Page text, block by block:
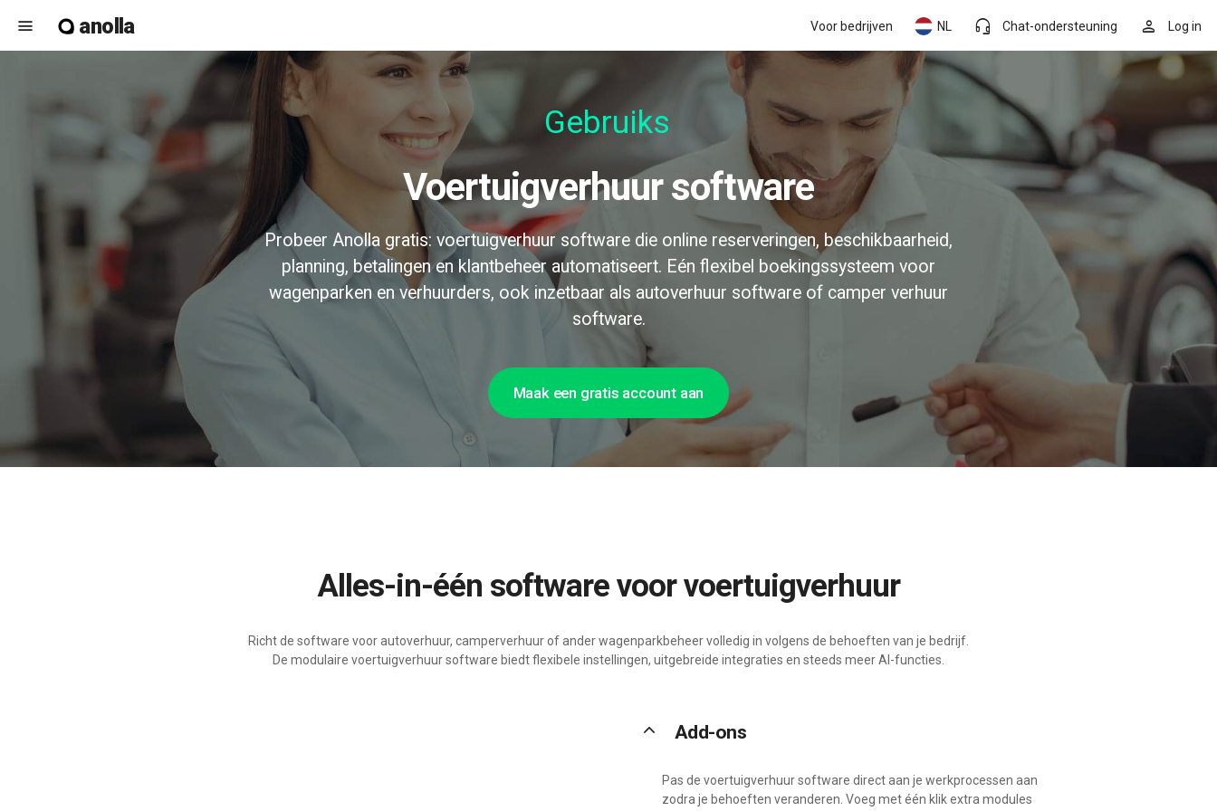
menu anolla person Log in
headset_mic Chat-ondersteuning
NL
Voor bedrijven
Gebruiksvrie
Voertuigverhuur software
Probeer Anolla gratis: voertuigverhuur software die online reserveringen, beschikbaarheid,
planning, betalingen en klantbeheer automatiseert. Eén flexibel boekingssysteem voor
wagenparken en verhuurders, ook inzetbaar als autoverhuur software of camper verhuur
software.
Maak een gratis account aan
Alles-in-één software voor voertuigverhuur
Richt de software voor autoverhuur, camperverhuur of ander wagenparkbeheer volledig in volgens de behoeften van je bedrijf.
De modulaire voertuigverhuur software biedt flexibele instellingen, uitgebreide integraties en steeds meer AI-functies.
keyboard_arrow_up Add-ons
Pas de voertuigverhuur software direct aan je werkprocessen aan
zodra je behoeften veranderen. Voeg met één klik extra modules